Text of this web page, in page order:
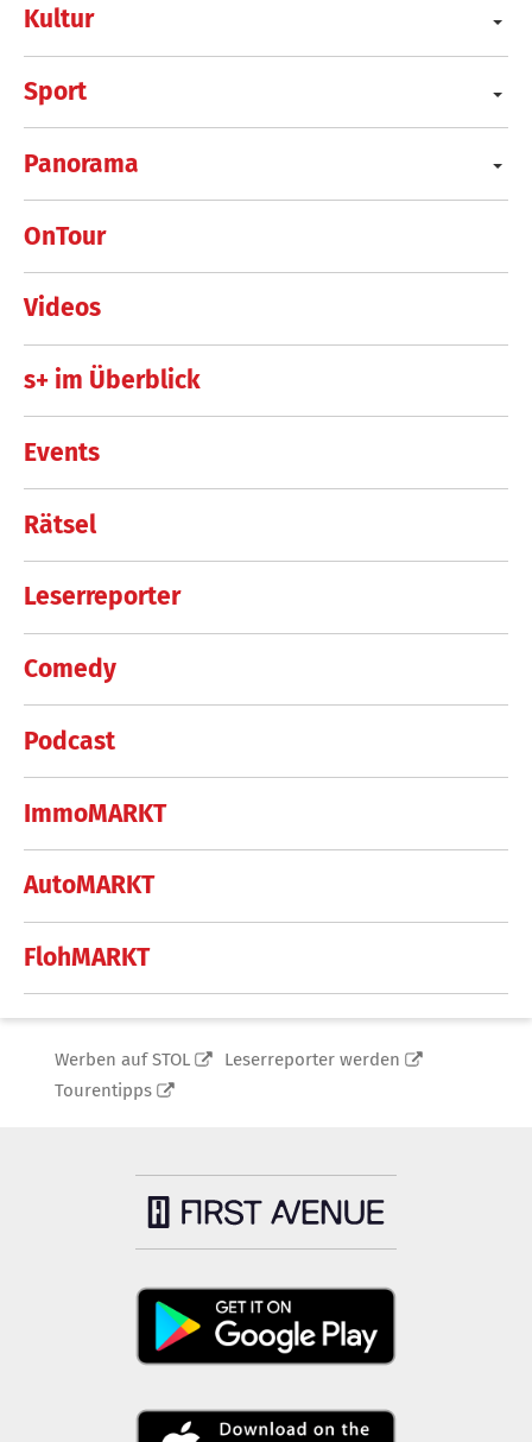
Kultur
Sport
Panorama
OnTour
Videos
s+ im Überblick
Events
Rätsel
Leserreporter
Comedy
Podcast
ImmoMARKT
AutoMARKT
FlohMARKT
Werben auf STOL
Leserreporter werden
Tourentipps